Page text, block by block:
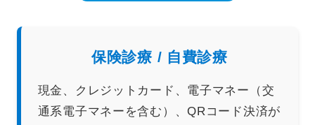
保険診療 / 自費診療
現金、クレジットカード、電子マネー（交
通系電子マネーを含む）、QRコード決済が